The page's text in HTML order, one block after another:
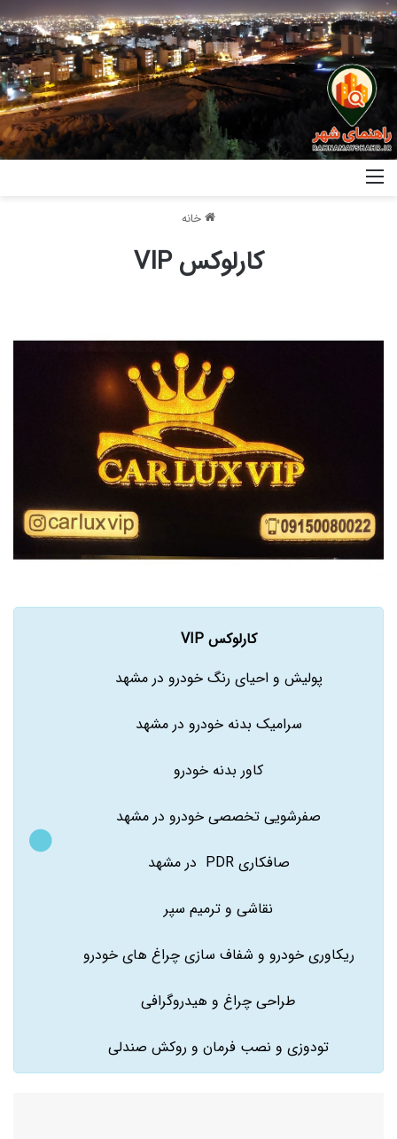
خانه
کارلوکس VIP
کارلوکس VIP
پولیش و احیای رنگ خودرو در مشهد
سرامیک بدنه خودرو در مشهد
کاور بدنه خودرو
صفرشویی تخصصی خودرو در مشهد
صافکاری PDR در مشهد
نقاشی و ترمیم سپر
ریکاوری خودرو و شفاف سازی چراغ های خودرو
طراحی چراغ و هیدروگرافی
تودوزی و نصب فرمان و روکش صندلی